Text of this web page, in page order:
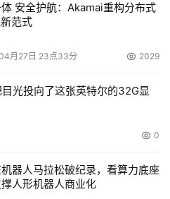
安全护航：Akamai重构分布式
范式
月27日 23点33分 2029
光投向了这张英特尔的32G显
0
器人马拉松破纪录，看算力底座
人形机器人商业化